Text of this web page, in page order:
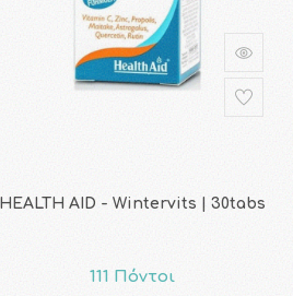
HEALTH AID - Wintervits | 30tabs
111 Πόντοι